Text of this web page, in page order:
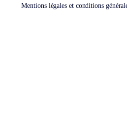
Mentions légales et conditions